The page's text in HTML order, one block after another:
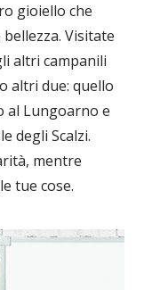
gioiello che
Visitate
altri campanili
altri due: quello
al Lungoarno e
degli Scalzi.
mentre
tue cose.